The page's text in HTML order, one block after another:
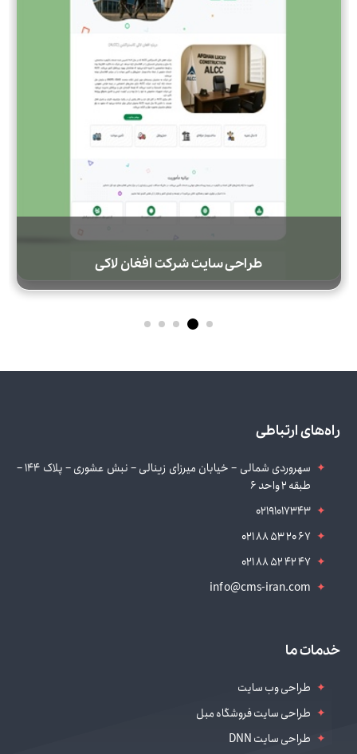
طراحی سایت شرکت افغان لاکی
راه‌های ارتباطی
سهروردی شمالی – خیابان میرزای زینالی – نبش عشوری – پلاک 144 –
طبقه 2 واحد 6
02191017343
021 88 53 20 67
021 88 52 42 47
info@cms-iran.com
خدمات ما
طراحی وب سایت
طراحی سایت فروشگاه مبل
طراحی سایت DNN